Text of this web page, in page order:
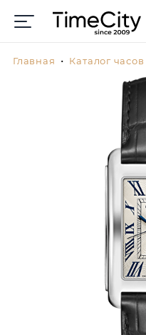
Главная Каталог часов